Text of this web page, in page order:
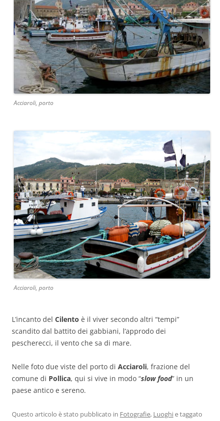
Acciaroli, porto
Acciaroli, porto
L’incanto del Cilento è il viver secondo altri “tempi”
scandito dal battito dei gabbiani, l’approdo dei
pescherecci, il vento che sa di mare.
Nelle foto due viste del porto di Acciaroli, frazione del
comune di Pollica, qui si vive in modo “slow food” in un
paese antico e sereno.
Questo articolo è stato pubblicato in Fotografie, Luoghie taggato